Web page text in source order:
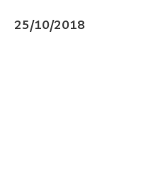
25/10/2018